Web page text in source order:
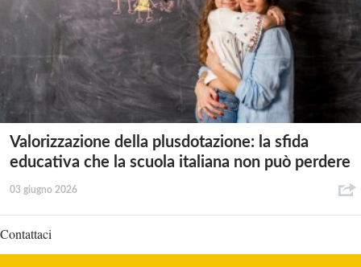
Valorizzazione della plusdotazione: la sfida
educativa che la scuola italiana non può perdere
03 giugno 2026
Contattaci